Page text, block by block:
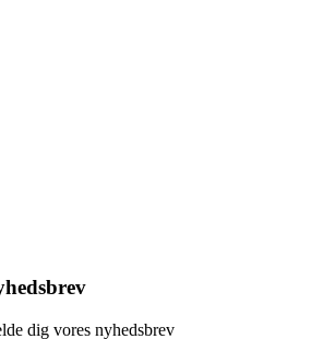
dig vores nyhedsbrev